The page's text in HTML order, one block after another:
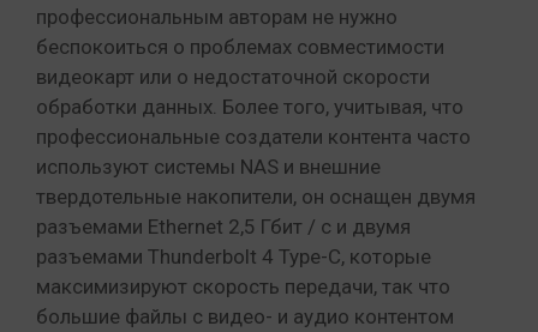
профессиональным авторам не нужно
беспокоиться о проблемах совместимости
видеокарт или о недостаточной скорости
обработки данных. Более того, учитывая, что
профессиональные создатели контента часто
используют системы NAS и внешние
твердотельные накопители, он оснащен двумя
разъемами Ethernet 2,5 Гбит / с и двумя
разъемами Thunderbolt 4 Type-C, которые
максимизируют скорость передачи, так что
большие файлы с видео- и аудио контентом